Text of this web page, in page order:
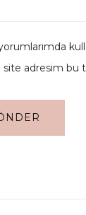
adresim bu